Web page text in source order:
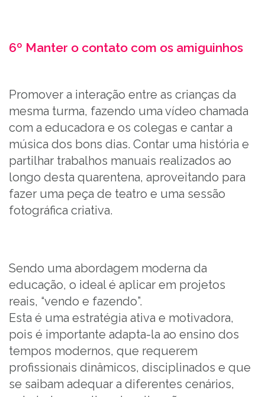
6º Manter o contato com os amiguinhos
Promover a interação entre as crianças da
mesma turma, fazendo uma vídeo chamada
com a educadora e os colegas e cantar a
música dos bons dias. Contar uma história e
partilhar trabalhos manuais realizados ao
longo desta quarentena, aproveitando para
fazer uma peça de teatro e uma sessão
fotográfica criativa.
Sendo uma abordagem moderna da
educação, o ideal é aplicar em projetos
reais, “vendo e fazendo”.
Esta é uma estratégia ativa e motivadora,
pois é importante adapta-la ao ensino dos
tempos modernos, que requerem
profissionais dinâmicos, disciplinados e que
se saibam adequar a diferentes cenários,